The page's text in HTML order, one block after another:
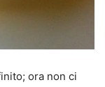
ora non ci